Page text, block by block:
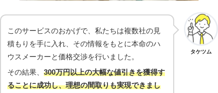
タケツム
このサービスのおかげで、私たちは複数社の見
積もりを手に入れ、その情報をもとに本命のハ
ウスメーカーと価格交渉を行いました。
その結果、 300万円以上の大幅な値引きを獲得す
ることに成功し、理想の間取りも実現できまし